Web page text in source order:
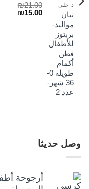
داخلي
تبان
مواليد-
بربتوز
للأطفال
قطن
أكمام
طويلة 0-
36 شهر-
عدد 2
₪21.00
السعر₪15.00
وصل حديثا
أرجوحة